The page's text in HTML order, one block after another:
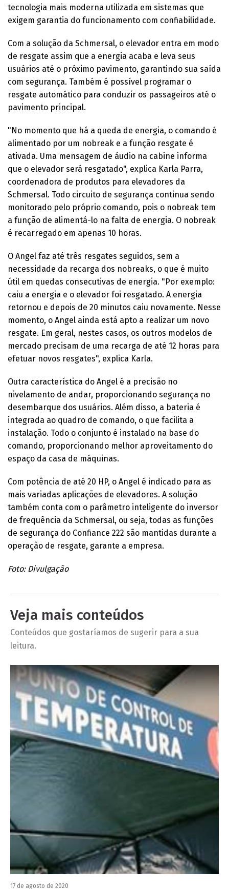
tecnologia mais moderna utilizada em sistemas que
exigem garantia do funcionamento com confiabilidade.
Com a solução da Schmersal, o elevador entra em modo
de resgate assim que a energia acaba e leva seus
usuários até o próximo pavimento, garantindo sua saída
com segurança. Também é possível programar o
resgate automático para conduzir os passageiros até o
pavimento principal.
"No momento que há a queda de energia, o comando é
alimentado por um nobreak e a função resgate é
ativada. Uma mensagem de áudio na cabine informa
que o elevador será resgatado", explica Karla Parra,
coordenadora de produtos para elevadores da
Schmersal. Todo circuito de segurança continua sendo
monitorado pelo próprio comando, pois o nobreak tem
a função de alimentá-lo na falta de energia. O nobreak
é recarregado em apenas 10 horas.
O Angel faz até três resgates seguidos, sem a
necessidade da recarga dos nobreaks, o que é muito
útil em quedas consecutivas de energia. "Por exemplo:
caiu a energia e o elevador foi resgatado. A energia
retornou e depois de 20 minutos caiu novamente. Nesse
momento, o Angel ainda está apto a realizar um novo
resgate. Em geral, nestes casos, os outros modelos de
mercado precisam de uma recarga de até 12 horas para
efetuar novos resgates", explica Karla.
Outra característica do Angel é a precisão no
nivelamento de andar, proporcionando segurança no
desembarque dos usuários. Além disso, a bateria é
integrada ao quadro de comando, o que facilita a
instalação. Todo o conjunto é instalado na base do
comando, proporcionando melhor aproveitamento do
espaço da casa de máquinas.
Com potência de até 20 HP, o Angel é indicado para as
mais variadas aplicações de elevadores. A solução
também conta com o parâmetro inteligente do inversor
de frequência da Schmersal, ou seja, todas as funções
de segurança do Confiance 222 são mantidas durante a
operação de resgate, garante a empresa.
Foto: Divulgação
Veja mais conteúdos
Conteúdos que gostaríamos de sugerir para a sua
leitura.
17 de agosto de 2020